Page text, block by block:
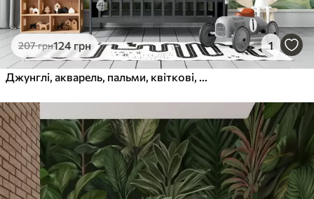
207грн124 грн 1